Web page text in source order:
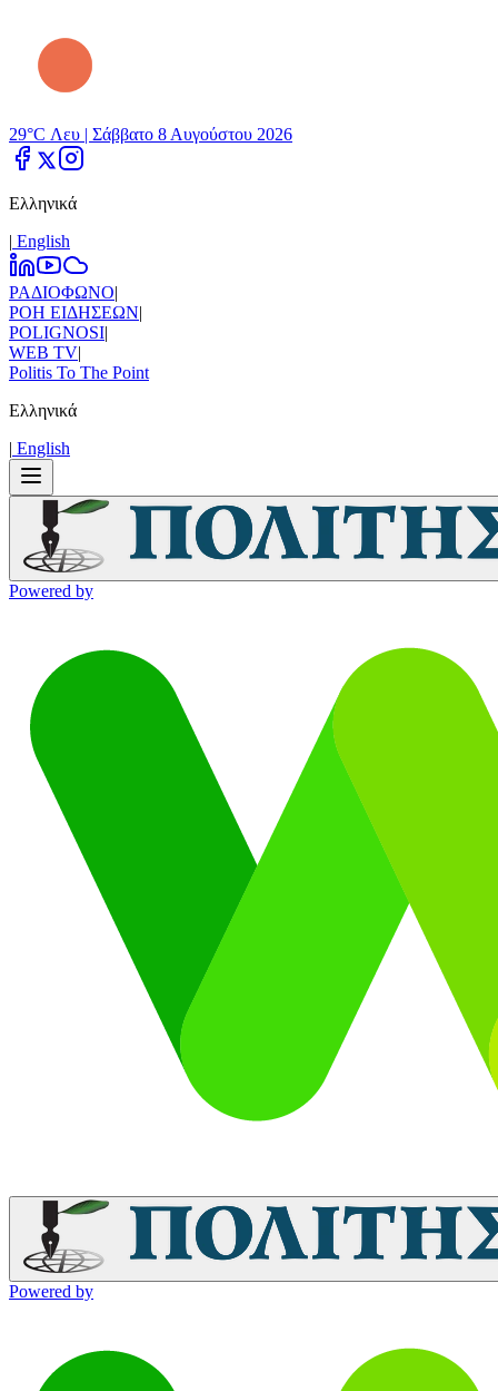
29°C Λευ | Σάββατο 8 Αυγούστου 2026
Ελληνικά
| Εnglish
ΡΑΔΙΟΦΩΝΟ|
ΡΟΗ ΕΙΔΗΣΕΩΝ|
POLIGNOSI|
WEB TV|
Politis To The Point
Ελληνικά
| Εnglish
Powered by
Powered by